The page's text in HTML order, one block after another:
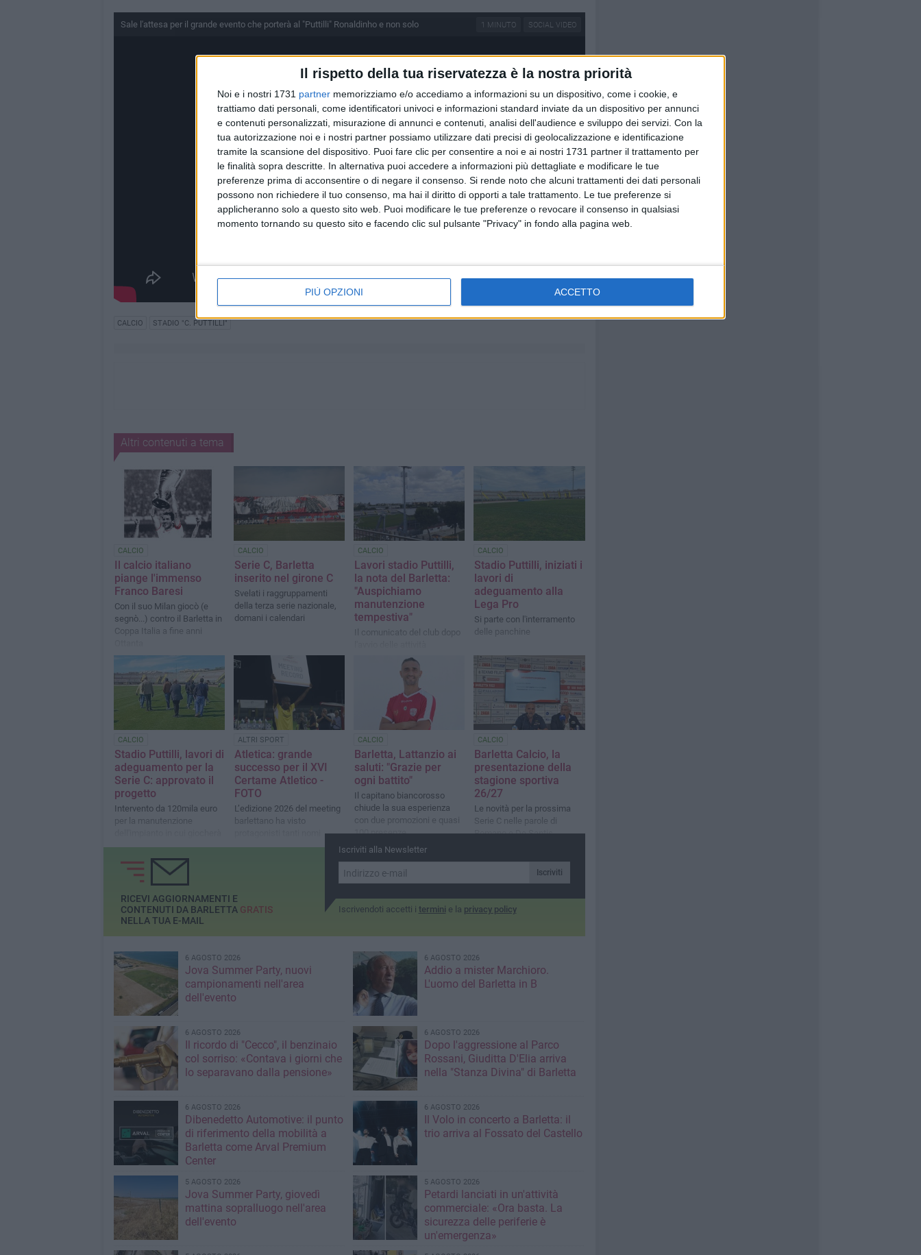
Il rispetto della tua riservatezza è la nostra priorità
Noi e i nostri 1731 partner memorizziamo e/o accediamo a informazioni su un dispositivo, come i cookie, e
trattiamo dati personali, come identificatori univoci e informazioni standard inviate da un dispositivo per annunci
e contenuti personalizzati, misurazione di annunci e contenuti, analisi dell'audience e sviluppo dei servizi. Con la
tua autorizzazione noi e i nostri partner possiamo utilizzare dati precisi di geolocalizzazione e identificazione
tramite la scansione del dispositivo. Puoi fare clic per consentire a noi e ai nostri 1731 partner il trattamento per
le finalità sopra descritte. In alternativa puoi accedere a informazioni più dettagliate e modificare le tue
preferenze prima di acconsentire o di negare il consenso. Si rende noto che alcuni trattamenti dei dati personali
possono non richiedere il tuo consenso, ma hai il diritto di opporti a tale trattamento. Le tue preferenze si
applicheranno solo a questo sito web. Puoi modificare le tue preferenze o revocare il consenso in qualsiasi
momento tornando su questo sito e facendo clic sul pulsante "Privacy" in fondo alla pagina web.
PIÙ OPZIONI ACCETTO
SOCIAL VIDEO
1 MINUTO
Sale l'attesa per il grande evento che porterà al "Puttilli" Ronaldinho e non solo
CALCIO STADIO "C. PUTTILLI"
Altri contenuti a tema
CALCIO
Il calcio italiano
piange l'immenso
Franco Baresi
Con il suo Milan giocò (e
segnò...) contro il Barletta in
Coppa Italia a fine anni
CALCIO
Serie C, Barletta
inserito nel girone C
Svelati i raggruppamenti
della terza serie nazionale,
domani i calendari
CALCIO
Lavori stadio Puttilli,
la nota del Barletta:
"Auspichiamo
manutenzione
tempestiva"
Il comunicato del club dopo
CALCIO
Stadio Puttilli, iniziati i
lavori di
adeguamento alla
Lega Pro
Si parte con l'interramento
delle panchine
CALCIO
Stadio Puttilli, lavori di
adeguamento per la
Serie C: approvato il
progetto
Intervento da 120mila euro
per la manutenzione
il Barletta
ALTRI SPORT
Atletica: grande
successo per il XVI
Certame Atletico -
FOTO
L’edizione 2026 del meeting
barlettano ha visto
importanti dell’atletica
CALCIO
Barletta, Lattanzio ai
saluti: "Grazie per
ogni battito"
Il capitano biancorosso
chiude la sua esperienza
con due promozioni e quasi
100 presenze
CALCIO
Barletta Calcio, la
presentazione della
stagione sportiva
26/27
Le novità per la prossima
Serie C nelle parole di
Romano e De Santis
Iscriviti alla Newsletter
Iscriviti
Iscrivendoti accetti i termini e la privacy policy
RICEVI AGGIORNAMENTI E
CONTENUTI DA BARLETTA GRATIS
NELLA TUA E-MAIL
6 AGOSTO 2026
Jova Summer Party, nuovi
campionamenti nell'area
dell'evento
6 AGOSTO 2026
Addio a mister Marchioro.
L'uomo del Barletta in B
6 AGOSTO 2026
Il ricordo di "Cecco", il benzinaio
col sorriso: «Contava i giorni che
lo separavano dalla pensione»
6 AGOSTO 2026
Dopo l'aggressione al Parco
Rossani, Giuditta D'Elia arriva
nella "Stanza Divina" di Barletta
6 AGOSTO 2026
Dibenedetto Automotive: il punto
di riferimento della mobilità a
Barletta come Arval Premium
Center
6 AGOSTO 2026
Il Volo in concerto a Barletta: il
trio arriva al Fossato del Castello
5 AGOSTO 2026
Jova Summer Party, giovedì
mattina sopralluogo nell'area
dell'evento
5 AGOSTO 2026
Petardi lanciati in un'attività
commerciale: «Ora basta. La
sicurezza delle periferie è
un'emergenza»